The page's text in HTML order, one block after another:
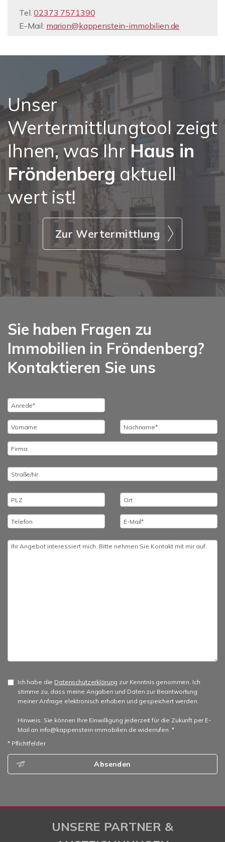
Tel.02373 7571390
E-Mail: marion@kappenstein-immobilien.de
Unser
Wertermittlungtool zeigt
Ihnen, was Ihr Haus in
Fröndenberg aktuell
wert ist!
Zur Wertermittlung
Sie haben Fragen zu
Immobilien in Fröndenberg?
Kontaktieren Sie uns
Ich habe die Datenschutzerklärung zur Kenntnis genommen. Ich
stimme zu, dass meine Angaben und Daten zur Beantwortung
meiner Anfrage elektronisch erhoben und gespeichert werden.
Hinweis: Sie können Ihre Einwilligung jederzeit für die Zukunft per E-
Mail an info@kappenstein-immobilien.de widerrufen. *
* Pflichtfelder
Absenden
UNSERE PARTNER &